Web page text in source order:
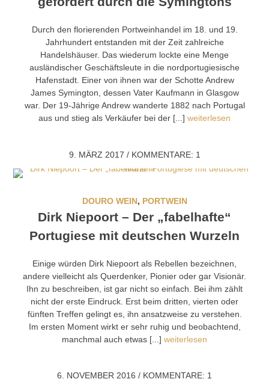
Durch den florierenden Portweinhandel im 18. und 19.
Jahrhundert entstanden mit der Zeit zahlreiche
Handelshäuser. Das wiederum lockte eine Menge
ausländischer Geschäftsleute in die nordportugiesische
Hafenstadt. Einer von ihnen war der Schotte Andrew
James Symington, dessen Vater Kaufmann in Glasgow
war. Der 19-Jährige Andrew wanderte 1882 nach Portugal
aus und stieg als Verkäufer bei der [...] weiterlesen
9. MÄRZ 2017 /KOMMENTARE: 1
DOURO WEIN, PORTWEIN
Dirk Niepoort – Der „fabelhafte“
Portugiese mit deutschen Wurzeln
Einige würden Dirk Niepoort als Rebellen bezeichnen,
andere vielleicht als Querdenker, Pionier oder gar Visionär.
Ihn zu beschreiben, ist gar nicht so einfach. Bei ihm zählt
nicht der erste Eindruck. Erst beim dritten, vierten oder
fünften Treffen gelingt es, ihn ansatzweise zu verstehen.
Im ersten Moment wirkt er sehr ruhig und beobachtend,
manchmal auch etwas [...] weiterlesen
6. NOVEMBER 2016 / KOMMENTARE: 1